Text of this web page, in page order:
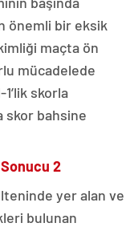
önemli bir eksik
maçta ön
mücadelede
skorla
skor bahsine
2
yer alan ve
bulunan